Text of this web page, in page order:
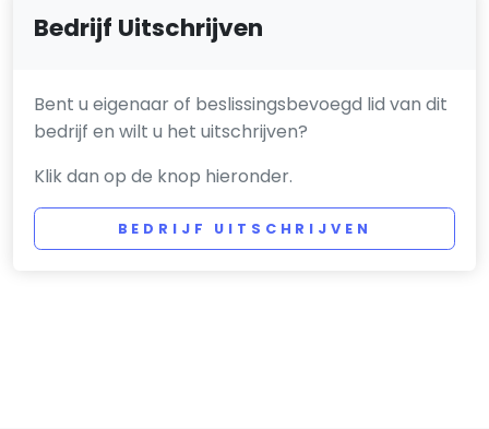
Bedrijf Uitschrijven
Bent u eigenaar of beslissingsbevoegd lid van dit
bedrijf en wilt u het uitschrijven?
Klik dan op de knop hieronder.
BEDRIJF UITSCHRIJVEN